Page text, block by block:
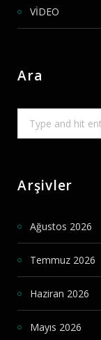
VİDEO
Ara
Arşivler
Ağustos 2026
Temmuz 2026
Haziran 2026
Mayıs 2026